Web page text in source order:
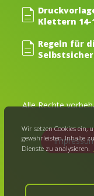
Wir setzen Cookies
gewährleisten, Inhalte
Dienste zu analysieren.
description Klettern 14-
description Regeln für
Alle Rechte